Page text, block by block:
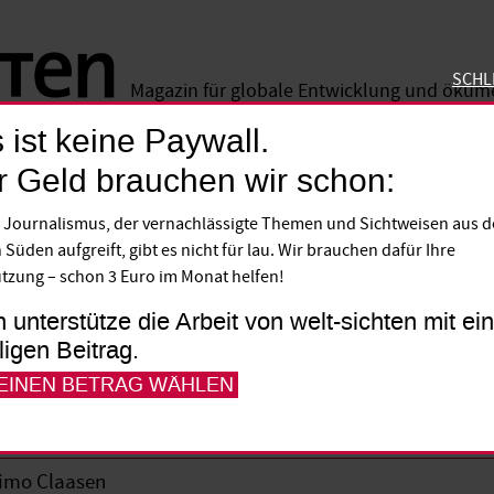
Magazin für globale Entwicklung und
die Schlepperbanden
Treffen in Mailand Anfang Juli
Minister der EU-Regierungen
Sinnvolle Vorstöße der EU-
Umgang mit Flüchtlingen wurden
Claasen
ist keine Paywall.
Geld brauchen wir schon:
Journalismus, der vernachlässigte Themen und Sichtweisen aus
Süden aufgreift, gibt es nicht für lau. Wir brauchen dafür Ihre
– schon 3 Euro im Monat helfen!
unterstütze die Arbeit von welt-sichten mit
Beitrag.
BETRAG WÄHLEN